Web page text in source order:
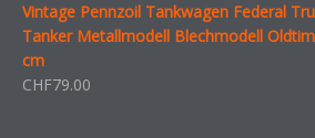
Vintage Pennzoil Tankwagen Federal
Tanker Metallmodell Blechmodell
cm
CHF79.00